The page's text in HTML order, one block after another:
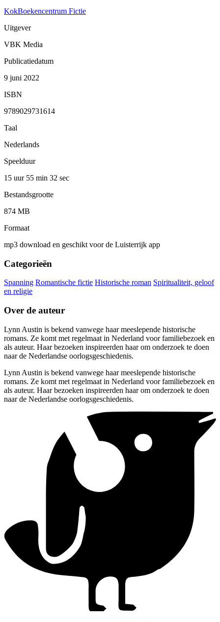
KokBoekencentrum Fictie
Uitgever
VBK Media
Publicatiedatum
9 juni 2022
ISBN
9789029731614
Taal
Nederlands
Speelduur
15 uur 55 min 32 sec
Bestandsgrootte
874 MB
Formaat
mp3 download en geschikt voor de Luisterrijk app
Categorieën
Spanning Romantische fictie Historische roman Spiritualiteit, geloof
en religie
Over de auteur
Lynn Austin is bekend vanwege haar meeslepende historische
romans. Ze komt met regelmaat in Nederland voor familiebezoek en
als auteur. Haar bezoeken inspireerden haar om onderzoek te doen
naar de Nederlandse oorlogsgeschiedenis.
Lynn Austin is bekend vanwege haar meeslepende historische
romans. Ze komt met regelmaat in Nederland voor familiebezoek en
als auteur. Haar bezoeken inspireerden haar om onderzoek te doen
naar de Nederlandse oorlogsgeschiedenis.